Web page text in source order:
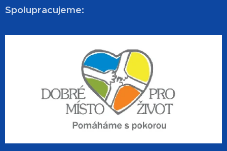
Spolupracujeme: